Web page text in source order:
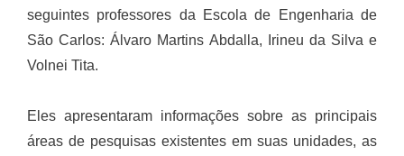
seguintes professores da Escola de Engenharia de
São Carlos: Álvaro Martins Abdalla, Irineu da Silva e
Volnei Tita.
Eles apresentaram informações sobre as principais
áreas de pesquisas existentes em suas unidades, as